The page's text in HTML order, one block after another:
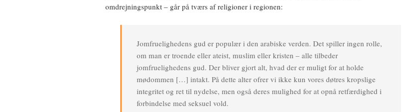
omdrejningspunkt – går på tværs af religioner i regionen:
Jomfruelighedens gud er populær i den arabiske verden. Det spiller ingen rolle,
om man er troende eller ateist, muslim eller kristen – alle tilbeder
jomfruelighedens gud. Der bliver gjort alt, hvad der er muligt for at holde
mødommen […] intakt. På dette alter ofrer vi ikke kun vores døtres kropslige
integritet og ret til nydelse, men også deres mulighed for at opnå retfærdighed i
forbindelse med seksuel vold.